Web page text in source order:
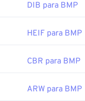
DIB para BMP
HEIF para BMP
CBR para BMP
ARW para BMP